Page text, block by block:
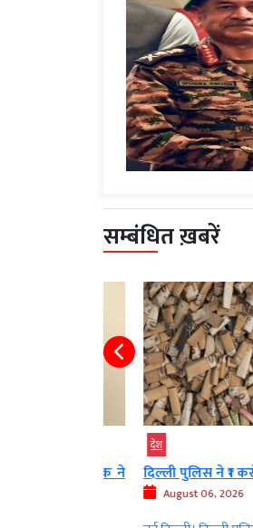
सम्बंधित ख़बरें
दिल्ली पुलिस ने ₹1 करोड़ से
August 06, 2026